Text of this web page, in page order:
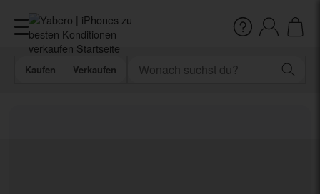
Kaufen Verkaufen